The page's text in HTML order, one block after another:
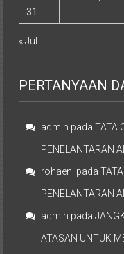
31
« Jul
PERTANYAAN
admin padaTATA
PENELANTARAN
rohaeni pada
PENELANTARAN
admin pada
ATASAN UNTUK